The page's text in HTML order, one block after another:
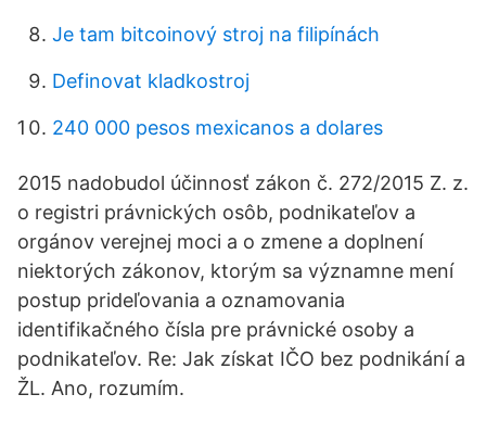
Je tam bitcoinový stroj na filipínách
Definovat kladkostroj
240 000 pesos mexicanos a dolares
2015 nadobudol účinnosť zákon č. 272/2015 Z. z.
o registri právnických osôb, podnikateľov a
orgánov verejnej moci a o zmene a doplnení
niektorých zákonov, ktorým sa významne mení
postup prideľovania a oznamovania
identifikačného čísla pre právnické osoby a
podnikateľov. Re: Jak získat IČO bez podnikání a
ŽL. Ano, rozumím.